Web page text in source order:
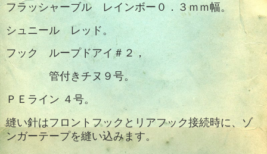
フラッシャーブル レインボー０．３ｍｍ幅。
シュニール レッド。
フック ループドアイ＃２，
管付きチヌ９号。
ＰＥライン ４号。
縫い針はフロントフックとリアフック接続時に、ゾ
ンガーテープを縫い込みます。